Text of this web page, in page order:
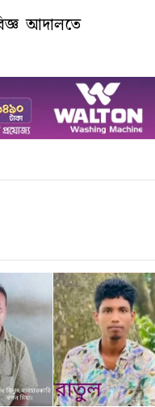
আদালতে